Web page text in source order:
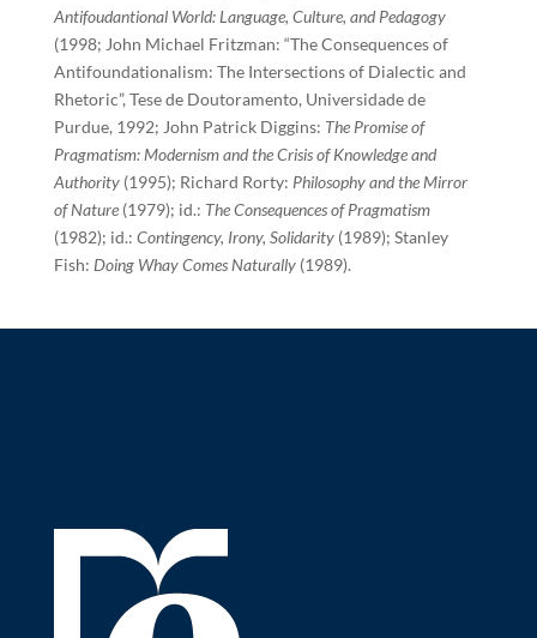
Antifoudantional World: Language, Culture, and Pedagogy
(1998; John Michael Fritzman: “The Consequences of
Antifoundationalism: The Intersections of Dialectic and
Rhetoric”, Tese de Doutoramento, Universidade de
Purdue, 1992; John Patrick Diggins: The Promise of
Pragmatism: Modernism and the Crisis of Knowledge and
Authority(1995); Richard Rorty: Philosophy and the Mirror
of Nature (1979); id.: The Consequences of Pragmatism
(1982); id.: Contingency, Irony, Solidarity(1989); Stanley
Fish: Doing Whay Comes Naturally(1989).